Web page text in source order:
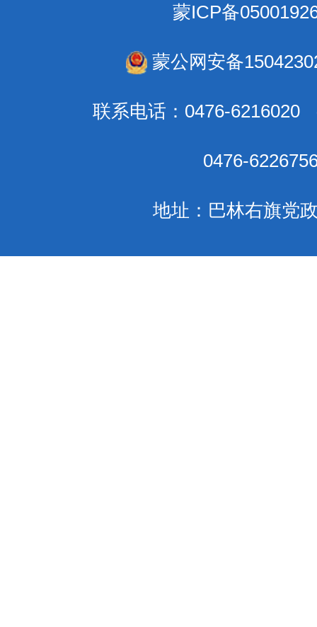
蒙ICP备
蒙公网安备
联系电话：0476-6216020
0476-
地址：巴林右旗党